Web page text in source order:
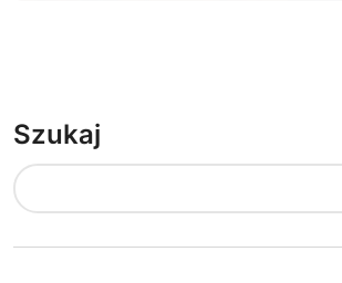
Szukaj